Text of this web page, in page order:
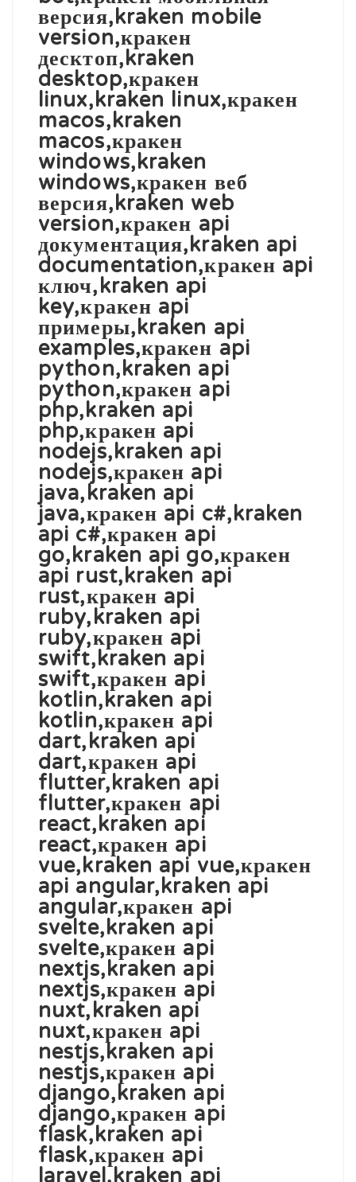
версия,kraken mobile
version,кракен
десктоп,kraken
desktop,кракен
linux,kraken linux,кракен
macos,kraken
macos,кракен
windows,kraken
windows,кракен веб
версия,kraken web
version,кракен api
документация,kraken api
documentation,кракен api
ключ,kraken api
key,кракен api
примеры,kraken api
examples,кракен api
python,kraken api
python,кракен api
php,kraken api
php,кракен api
nodejs,kraken api
nodejs,кракен api
java,kraken api
java,кракен api c#,kraken
api c#,кракен api
go,kraken api go,кракен
api rust,kraken api
rust,кракен api
ruby,kraken api
ruby,кракен api
swift,kraken api
swift,кракен api
kotlin,kraken api
kotlin,кракен api
dart,kraken api
dart,кракен api
flutter,kraken api
flutter,кракен api
react,kraken api
react,кракен api
vue,kraken api vue,кракен
api angular,kraken api
angular,кракен api
svelte,kraken api
svelte,кракен api
nextjs,kraken api
nextjs,кракен api
nuxt,kraken api
nuxt,кракен api
nestjs,kraken api
nestjs,кракен api
django,kraken api
django,кракен api
flask,kraken api
flask,кракен api
laravel,kraken api